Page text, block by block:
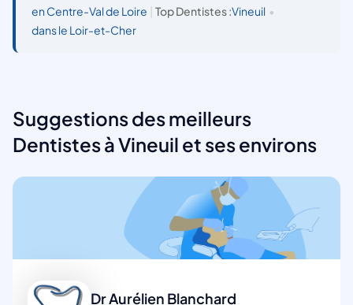
en Centre-Val de Loire
Top Dentistes :Vineuil •
dans le Loir-et-Cher
Suggestions des meilleurs
Dentistes à Vineuil et ses environs
Dr Aurélien Blanchard